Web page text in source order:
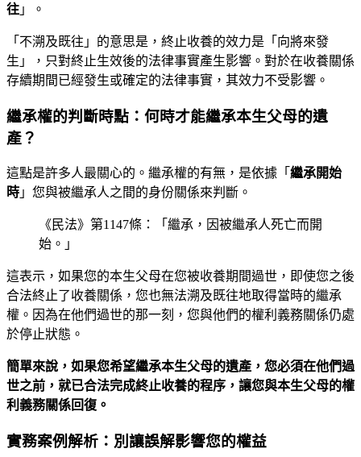
往 」。
「不溯及既往」的意思是，終止收養的效力是「向將來發
生」，只對終止生效後的法律事實產生影響。對於在收養關係
存續期間已經發生或確定的法律事實，其效力不受影響。
繼承權的判斷時點：何時才能繼承本生父母的遺
產？
這點是許多人最關心的。繼承權的有無，是依據「 繼承開始
時 」您與被繼承人之間的身份關係來判斷。
《民法》第1147條：「繼承，因被繼承人死亡而開
始。」
這表示，如果您的本生父母在您被收養期間過世，即使您之後
合法終止了收養關係，您也無法溯及既往地取得當時的繼承
權。因為在他們過世的那一刻，您與他們的權利義務關係仍處
於停止狀態。
簡單來說，如果您希望繼承本生父母的遺產，您必須在他們過
世之前，就已合法完成終止收養的程序，讓您與本生父母的權
利義務關係回復。
實務案例解析：別讓誤解影響您的權益